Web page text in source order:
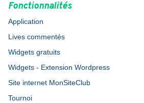
Fonctionnalités
Application
Lives commentés
Widgets gratuits
Widgets - Extension Wordpress
Site internet MonSiteClub
Tournoi